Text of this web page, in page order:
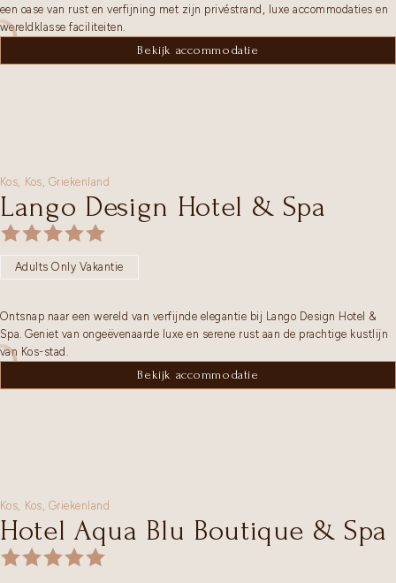
een oase van rust en verfijning met zijn privéstrand, luxe accommodaties en
wereldklasse faciliteiten.
Bekijk accommodatie
Kos, Kos Griekenland
Lango Design Hotel & Spa
Adults Only Vakantie
Ontsnap naar een wereld van verfijnde elegantie bij Lango Design Hotel &
Spa. Geniet van ongeëvenaarde luxe en serene rust aan de prachtige kustlijn
van Kos-stad.
Bekijk accommodatie
Kos, Kos Griekenland
Hotel Aqua Blu Boutique & Spa